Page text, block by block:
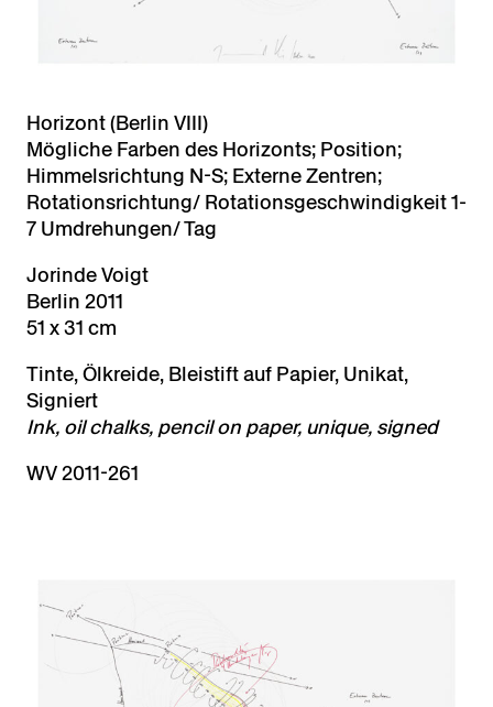
Horizont (Berlin VIII)
Mögliche Farben des Horizonts; Position;
Himmelsrichtung N-S; Externe Zentren;
Rotationsrichtung/ Rotationsgeschwindigkeit 1-
7 Umdrehungen/ Tag
Jorinde Voigt
Berlin 2011
51 x 31 cm
Tinte, Ölkreide, Bleistift auf Papier, Unikat,
Signiert
Ink, oil chalks, pencil on paper, unique, signed
WV 2011-261